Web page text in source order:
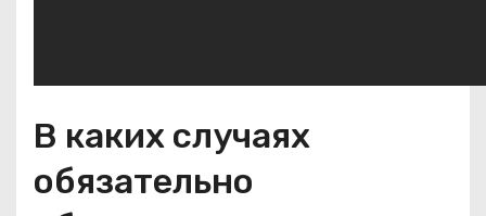
В каких случаях
обязательно